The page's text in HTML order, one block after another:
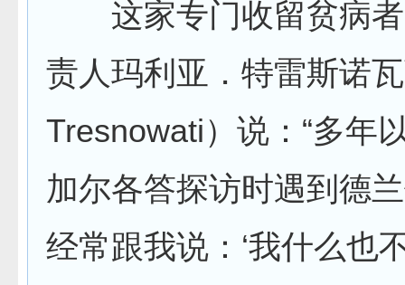
这家专门收留贫病者
责人玛利亚．特雷斯诺
Tresnowati）说：“多年
加尔各答探访时遇到德
经常跟我说：‘我什么也